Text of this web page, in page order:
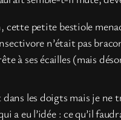
cette petite bestiole
n’était pas
à ses écailles (mais
les doigts mais je ne
a eu l’idée : ce qu’il